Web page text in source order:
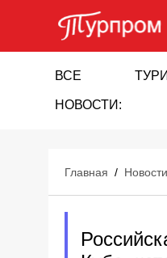
ВСЕ
НОВОСТИ:
Главная / Новости